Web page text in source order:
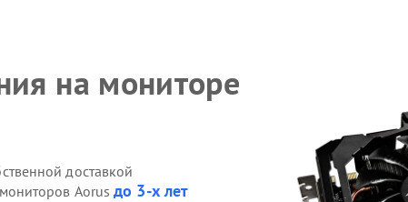
на мониторе
доставкой
Aorusдо 3-х лет